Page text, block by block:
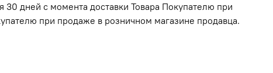
30 дней с момента доставки Товара Покупателю при
при продаже в розничном магазине продавца.